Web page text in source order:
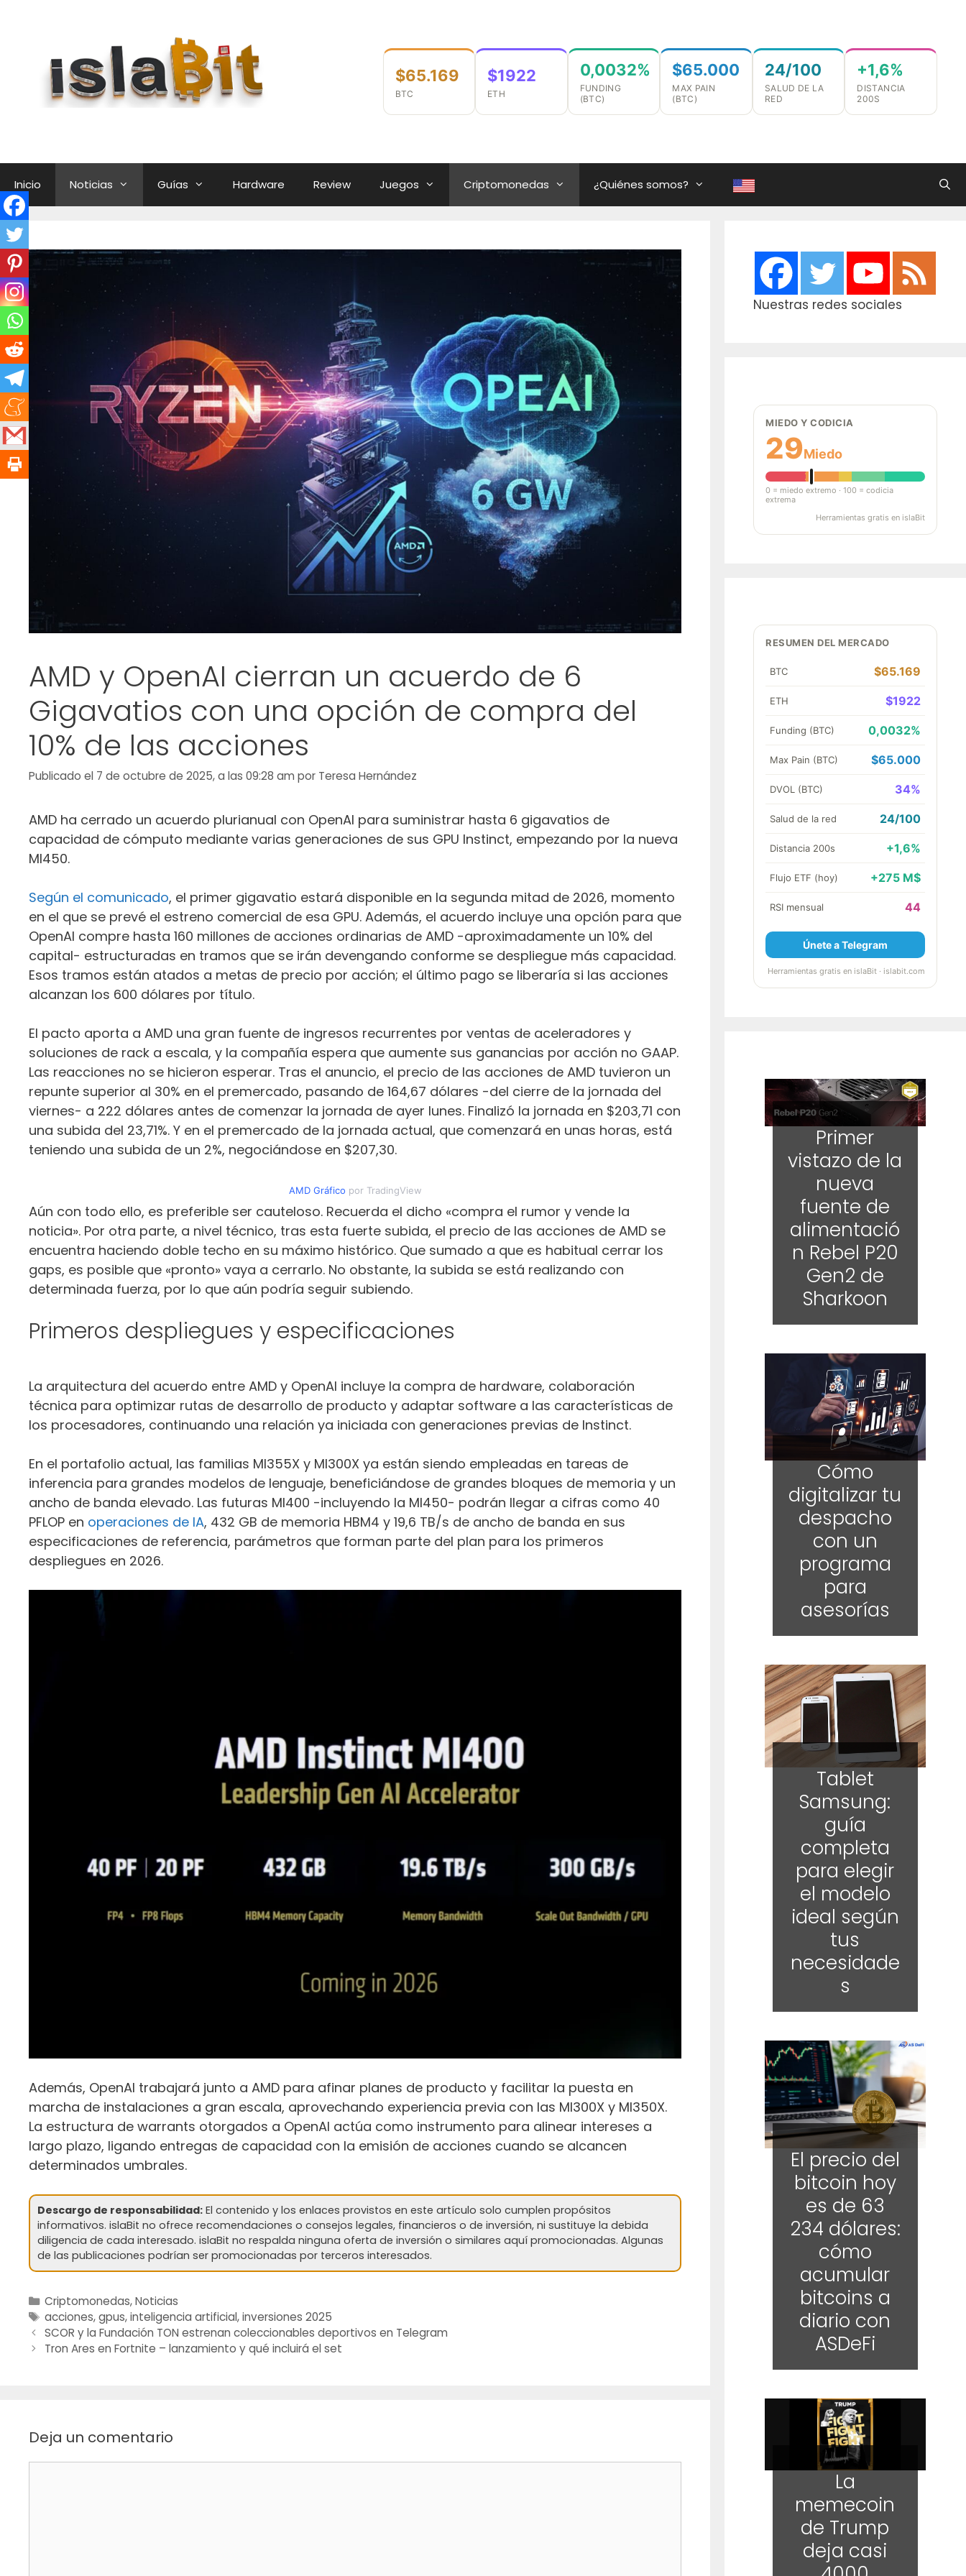
$65.169
BTC
$1922
ETH
0,0032%
FUNDING
(BTC)
$65.000
MAX PAIN
(BTC)
24/100
SALUD DE LA
RED
+1,6%
DISTANCIA
200S
Inicio Noticias Guías Hardware Review Juegos Criptomonedas ¿Quiénes somos?
AMD y OpenAI cierran un acuerdo de 6
Gigavatios con una opción de compra del
10% de las acciones
Publicado el 7 de octubre de 2025, a las 09:28 am por Teresa Hernández
AMD ha cerrado un acuerdo plurianual con OpenAI para suministrar hasta 6 gigavatios de
capacidad de cómputo mediante varias generaciones de sus GPU Instinct, empezando por la nueva
MI450.
Según el comunicado, el primer gigavatio estará disponible en la segunda mitad de 2026, momento
en el que se prevé el estreno comercial de esa GPU. Además, el acuerdo incluye una opción para que
OpenAI compre hasta 160 millones de acciones ordinarias de AMD -aproximadamente un 10% del
capital- estructuradas en tramos que se irán devengando conforme se despliegue más capacidad.
Esos tramos están atados a metas de precio por acción; el último pago se liberaría si las acciones
alcanzan los 600 dólares por título.
El pacto aporta a AMD una gran fuente de ingresos recurrentes por ventas de aceleradores y
soluciones de rack a escala, y la compañía espera que aumente sus ganancias por acción no GAAP.
Las reacciones no se hicieron esperar. Tras el anuncio, el precio de las acciones de AMD tuvieron un
repunte superior al 30% en el premercado, pasando de 164,67 dólares -del cierre de la jornada del
viernes- a 222 dólares antes de comenzar la jornada de ayer lunes. Finalizó la jornada en $203,71 con
una subida del 23,71%. Y en el premercado de la jornada actual, que comenzará en unas horas, está
teniendo una subida de un 2%, negociándose en $207,30.
AMD Gráfico por TradingView
Aún con todo ello, es preferible ser cauteloso. Recuerda el dicho «compra el rumor y vende la
noticia». Por otra parte, a nivel técnico, tras esta fuerte subida, el precio de las acciones de AMD se
encuentra haciendo doble techo en su máximo histórico. Que sumado a que es habitual cerrar los
gaps, es posible que «pronto» vaya a cerrarlo. No obstante, la subida se está realizando con
determinada fuerza, por lo que aún podría seguir subiendo.
Primeros despliegues y especificaciones
La arquitectura del acuerdo entre AMD y OpenAI incluye la compra de hardware, colaboración
técnica para optimizar rutas de desarrollo de producto y adaptar software a las características de
los procesadores, continuando una relación ya iniciada con generaciones previas de Instinct.
En el portafolio actual, las familias MI355X y MI300X ya están siendo empleadas en tareas de
inferencia para grandes modelos de lenguaje, beneficiándose de grandes bloques de memoria y un
ancho de banda elevado. Las futuras MI400 -incluyendo la MI450- podrán llegar a cifras como 40
PFLOP en operaciones de IA, 432 GB de memoria HBM4 y 19,6 TB/s de ancho de banda en sus
especificaciones de referencia, parámetros que forman parte del plan para los primeros
despliegues en 2026.
Además, OpenAI trabajará junto a AMD para afinar planes de producto y facilitar la puesta en
marcha de instalaciones a gran escala, aprovechando experiencia previa con las MI300X y MI350X.
La estructura de warrants otorgados a OpenAI actúa como instrumento para alinear intereses a
largo plazo, ligando entregas de capacidad con la emisión de acciones cuando se alcancen
determinados umbrales.
Descargo de responsabilidad: El contenido y los enlaces provistos en este artículo solo cumplen propósitos
informativos. islaBit no ofrece recomendaciones o consejos legales, financieros o de inversión, ni sustituye la debida
diligencia de cada interesado. islaBit no respalda ninguna oferta de inversión o similares aquí promocionadas. Algunas
de las publicaciones podrían ser promocionadas por terceros interesados.
Categorías
Criptomonedas,Noticias
Etiquetas
acciones,gpus,inteligencia artificial,inversiones 2025
Navegación
de
SCOR y la Fundación TON estrenan coleccionables deportivos en Telegram
Tron Ares en Fortnite – lanzamiento y qué incluirá el set
Deja un comentario
Nuestras redes sociales
MIEDO Y CODICIA
29Miedo
0 = miedo extremo · 100 = codicia
extrema
Herramientas gratis en islaBit
RESUMEN DEL MERCADO
BTC $65.169
ETH $1922
Funding (BTC) 0,0032%
Max Pain (BTC) $65.000
DVOL (BTC) 34%
Salud de la red 24/100
Distancia 200s +1,6%
Flujo ETF (hoy) +275 M$
RSI mensual 44
Únete a Telegram
Herramientas gratis en islaBit · islabit.com
Primer
vistazo de la
nueva
fuente de
alimentació
n Rebel P20
Gen2 de
Sharkoon
Cómo
digitalizar tu
despacho
con un
programa
para
asesorías
Tablet
Samsung:
guía
completa
para elegir
el modelo
ideal según
tus
necesidade
s
El precio del
bitcoin hoy
es de 63
234 dólares:
cómo
acumular
bitcoins a
diario con
ASDeFi
La
memecoin
de Trump
deja casi